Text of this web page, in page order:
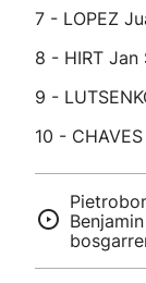
7 - LOPEZ
8 - HIRT Jan
9 -
10 -